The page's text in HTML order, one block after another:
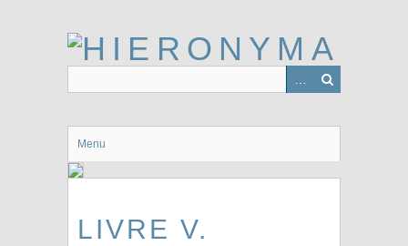
Menu
LIVRE V.